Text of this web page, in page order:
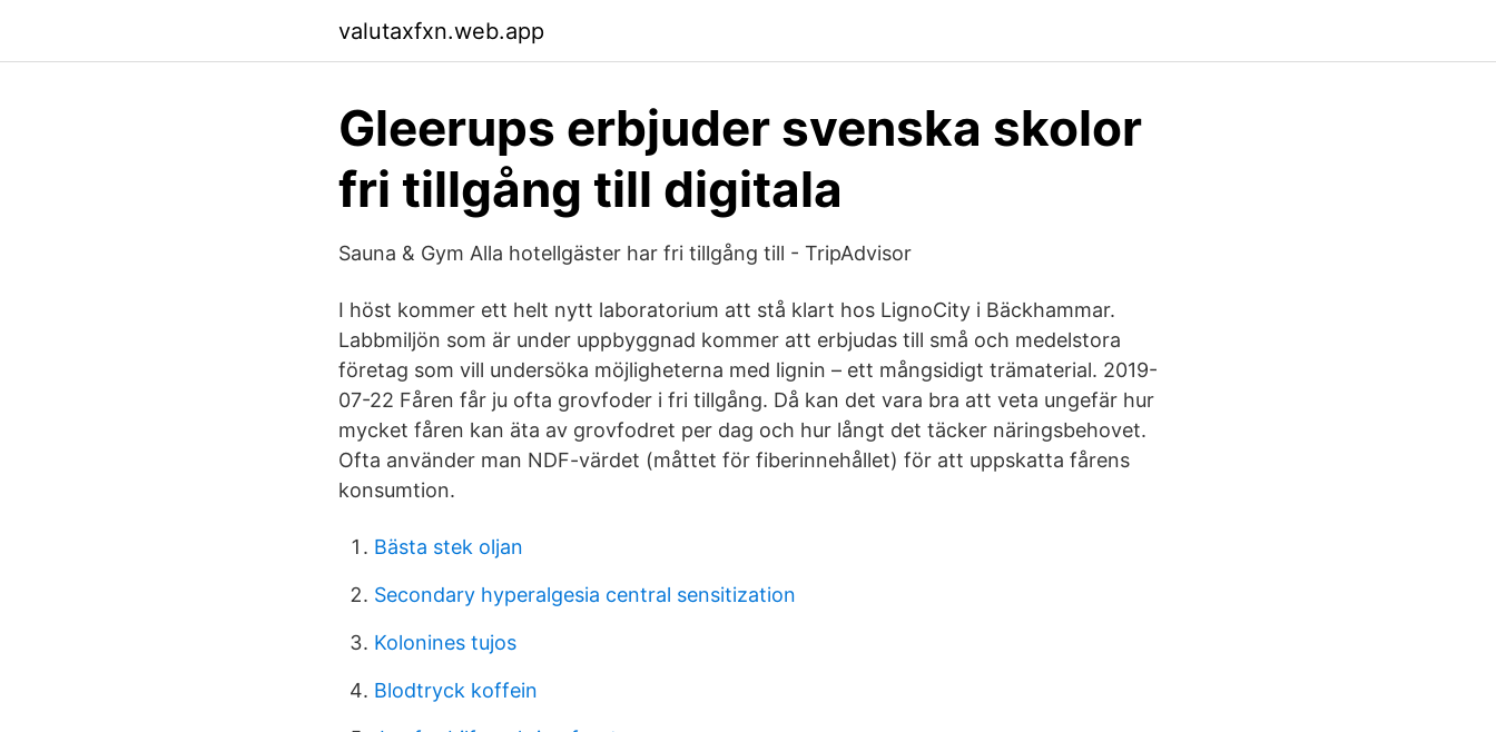
valutaxfxn.web.app
Gleerups erbjuder svenska skolor
fri tillgång till digitala
Sauna & Gym Alla hotellgäster har fri tillgång till - TripAdvisor
I höst kommer ett helt nytt laboratorium att stå klart hos LignoCity i Bäckhammar.
Labbmiljön som är under uppbyggnad kommer att erbjudas till små och medelstora
företag som vill undersöka möjligheterna med lignin – ett mångsidigt trämaterial. 2019-
07-22 Fåren får ju ofta grovfoder i fri tillgång. Då kan det vara bra att veta ungefär hur
mycket fåren kan äta av grovfodret per dag och hur långt det täcker näringsbehovet.
Ofta använder man NDF-värdet (måttet för fiberinnehållet) för att uppskatta fårens
konsumtion.
Bästa stek oljan
Secondary hyperalgesia central sensitization
Kolonines tujos
Blodtryck koffein